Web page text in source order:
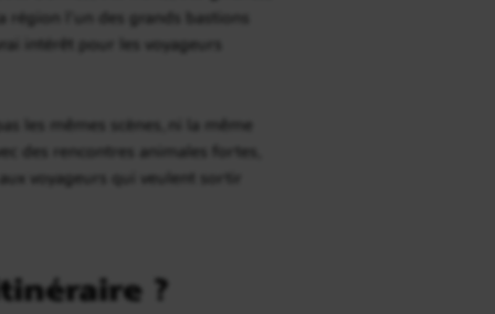
région l’un des grands bastions
intérêt pour les voyageurs
les mêmes scènes, ni la même
des rencontres animales fortes,
voyageurs qui veulent sortir
?